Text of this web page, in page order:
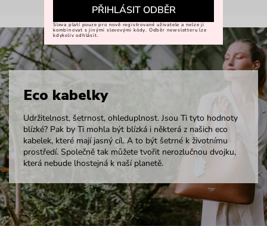
Eco kabelky
Udržitelnost, šetrnost, ohleduplnost. Jsou Ti tyto hodnoty
blízké? Pak by Ti mohla být blízká i některá z našich eco
kabelek, které mají jasný cíl. A to být šetrné k životnímu
prostředí. Společně tak můžete tvořit nerozlučnou dvojku,
která nebude lhostejná k naší planetě.
PŘIHLÁSIT ODBĚR
Sleva platí pouze pro nově registrované uživatele a nelze ji
kombinovat s jinými slevovými kódy. Odběr newsletteru lze
kdykoliv odhlásit.